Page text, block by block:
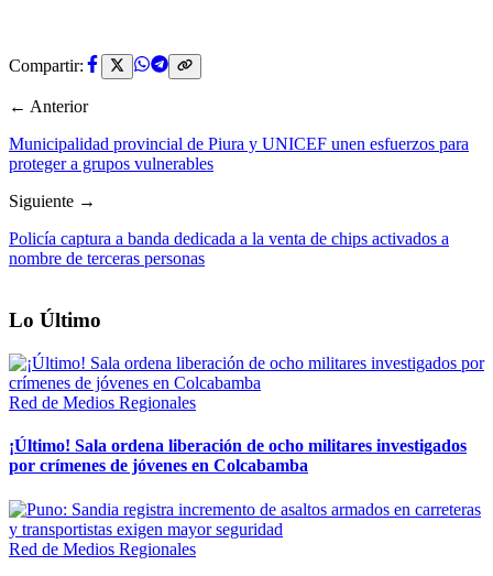
Compartir:
← Anterior
Municipalidad provincial de Piura y UNICEF unen esfuerzos para
proteger a grupos vulnerables
Siguiente →
Policía captura a banda dedicada a la venta de chips activados a
nombre de terceras personas
Lo Último
Red de Medios Regionales
¡Último! Sala ordena liberación de ocho militares investigados
por crímenes de jóvenes en Colcabamba
Red de Medios Regionales